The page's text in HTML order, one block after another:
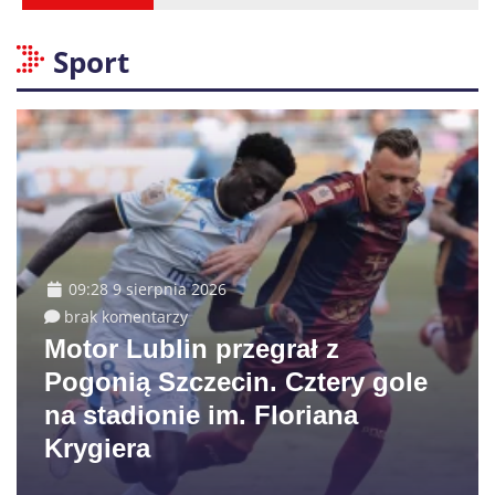
Sport
09:28 9 sierpnia 2026
brak komentarzy
Motor Lublin przegrał z
Pogonią Szczecin. Cztery gole
na stadionie im. Floriana
Krygiera